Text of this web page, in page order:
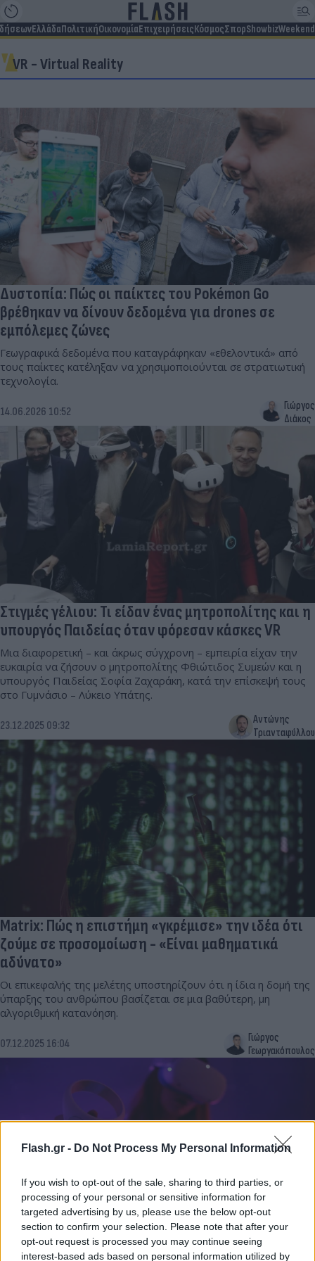
Flash.gr - Do Not Process My Personal Information
If you wish to opt-out of the sale, sharing to third parties, or
processing of your personal or sensitive information for
targeted advertising by us, please use the below opt-out
section to confirm your selection. Please note that after your
opt-out request is processed you may continue seeing
interest-based ads based on personal information utilized by
ΕλλάδαΠολιτικήΟικονομίαΕπιχειρήσειςΚόσμοςΣπορShowbizWeekend
VR - Virtual Reality
Δυστοπία: Πώς οι παίκτες του Pokémon Go
βρέθηκαν να δίνουν δεδομένα για drones σε
εμπόλεμες ζώνες
Γεωγραφικά δεδομένα που καταγράφηκαν «εθελοντικά» από
τους παίκτες κατέληξαν να χρησιμοποιούνται σε στρατιωτική
τεχνολογία.
14.06.2026 10:52
Γιώργος
Διάκος
Στιγμές γέλιου: Τι είδαν ένας μητροπολίτης και η
υπουργός Παιδείας όταν φόρεσαν κάσκες VR
Μια διαφορετική – και άκρως σύγχρονη – εμπειρία είχαν την
ευκαιρία να ζήσουν ο μητροπολίτης Φθιώτιδος Συμεών και η
υπουργός Παιδείας Σοφία Ζαχαράκη, κατά την επίσκεψή τους
στο Γυμνάσιο – Λύκειο Υπάτης.
23.12.2025 09:32
Αντώνης
Τριανταφύλλου
Matrix: Πώς η επιστήμη «γκρέμισε» την ιδέα ότι
ζούμε σε προσομοίωση - «Είναι μαθηματικά
αδύνατο»
Οι επικεφαλής της μελέτης υποστηρίζουν ότι η ίδια η δομή της
ύπαρξης του ανθρώπου βασίζεται σε μια βαθύτερη, μη
αλγοριθμική κατανόηση.
07.12.2025 16:04
Γιώργος
Γεωργακόπουλος
Η εικονική πραγματικότητα είναι το ίδιο ισχυρή